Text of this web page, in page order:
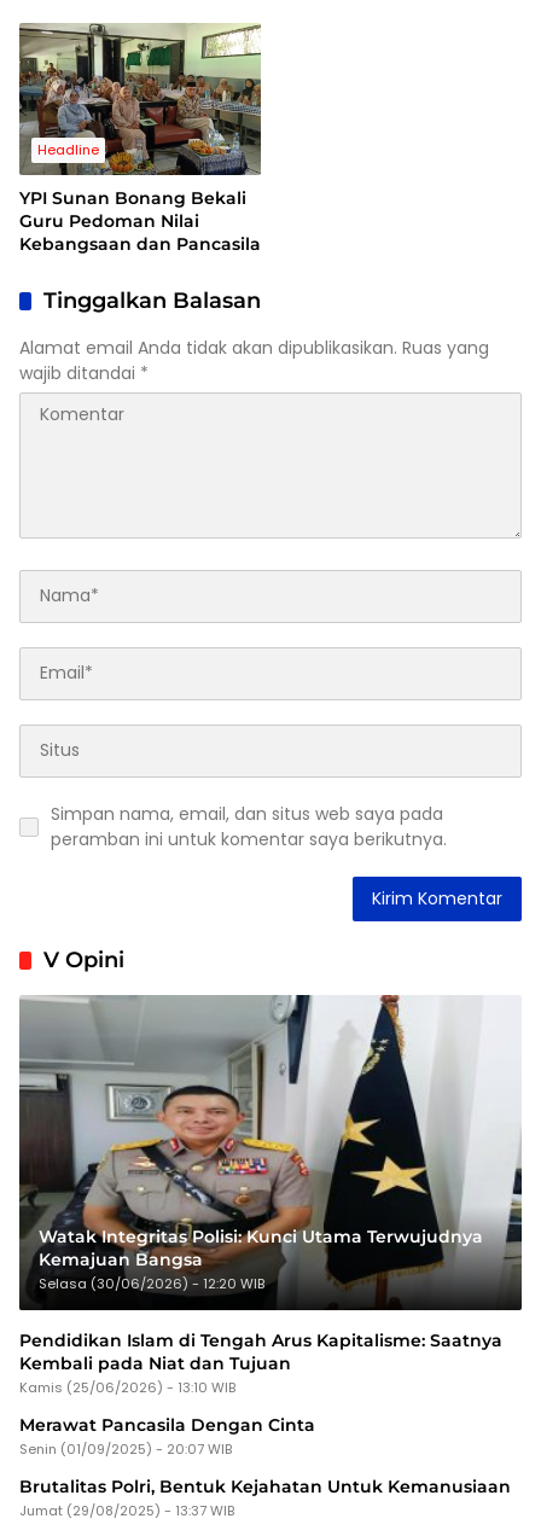
Berdasar
Headline
YPI Sunan Bonang Bekali
Guru Pedoman Nilai
Kebangsaan dan Pancasila
Tinggalkan Balasan
Alamat email Anda tidak akan dipublikasikan. Ruas yang
wajib ditandai *
Simpan nama, email, dan situs web saya pada
peramban ini untuk komentar saya berikutnya.
V Opini
Watak Integritas Polisi: Kunci Utama Terwujudnya
Kemajuan Bangsa
Selasa (30/06/2026) - 12:20 WIB
Pendidikan Islam di Tengah Arus Kapitalisme: Saatnya
Kembali pada Niat dan Tujuan
Kamis (25/06/2026) - 13:10 WIB
Merawat Pancasila Dengan Cinta
Senin (01/09/2025) - 20:07 WIB
Brutalitas Polri, Bentuk Kejahatan Untuk Kemanusiaan
Jumat (29/08/2025) - 13:37 WIB